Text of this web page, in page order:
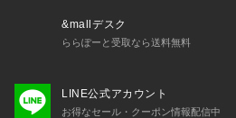
&mallデスク
ららぽーと受取なら送料無料
LINE公式アカウント
お得なセール・クーポン情報配信中